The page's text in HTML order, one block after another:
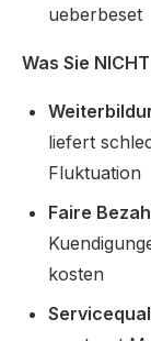
ueberbeset
Was Sie
liefert
Fluktuation
Faire
kosten